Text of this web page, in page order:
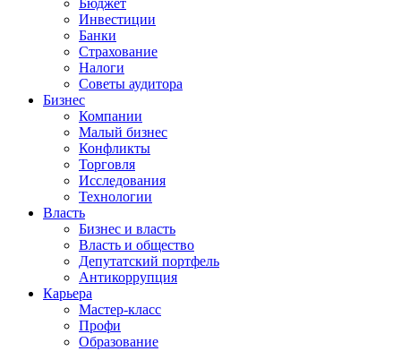
Бюджет
Инвестиции
Банки
Страхование
Налоги
Советы аудитора
Бизнес
Компании
Малый бизнес
Конфликты
Торговля
Исследования
Технологии
Власть
Бизнес и власть
Власть и общество
Депутатский портфель
Антикоррупция
Карьера
Мастер-класс
Профи
Образование